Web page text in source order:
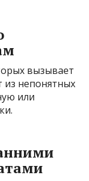
вызывает
из непонятных
или